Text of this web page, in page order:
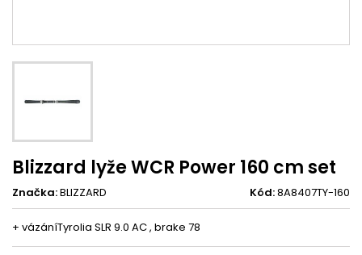
Blizzard lyže WCR Power 160 cm set
Značka:BLIZZARD Kód:8A8407TY-160
+ vázáníTyrolia SLR 9.0 AC , brake 78